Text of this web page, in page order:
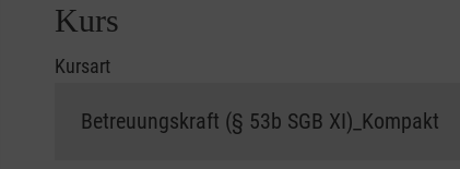
Kurs
Kursart